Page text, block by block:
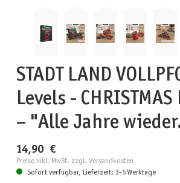
STADT LAND
Levels - CHRISTMAS
– "Alle Jahre
14,90 €
Preise inkl. MwSt. zzgl. Versandkosten
Sofort verfügbar, Lieferzeit: 3-5 Werktage